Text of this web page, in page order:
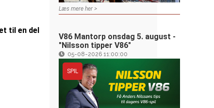
til en del
Læs mere her >
V86 Mantorp onsdag 5. august -
"Nilsson tipper V86"
05-08-2026 11:00:00
SPIL